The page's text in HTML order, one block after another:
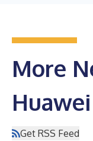
More
Huawei
Get RSS Feed